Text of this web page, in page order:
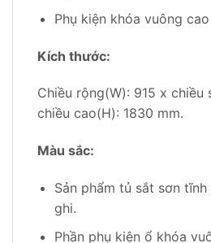
Phụ kiện khóa vuông
Kích thước:
Chiều rộng(W): 915 x chiều
chiều cao(H): 1830 mm.
Màu sắc:
Sản phẩm tủ sắt sơn
ghi.
Phần phụ kiện ổ khóa